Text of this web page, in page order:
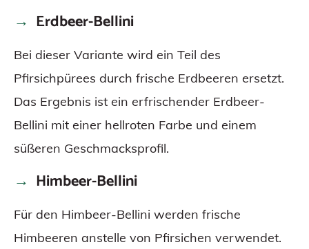
Erdbeer-Bellini
Bei dieser Variante wird ein Teil des
Pfirsichpürees durch frische Erdbeeren ersetzt.
Das Ergebnis ist ein erfrischender Erdbeer-
Bellini mit einer hellroten Farbe und einem
süßeren Geschmacksprofil.
Himbeer-Bellini
Für den Himbeer-Bellini werden frische
Himbeeren anstelle von Pfirsichen verwendet.